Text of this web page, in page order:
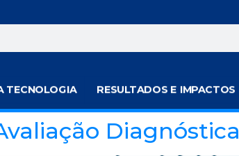
TECNOLOGIA RESULTADOS E IMPACTOS
Diagnóstica